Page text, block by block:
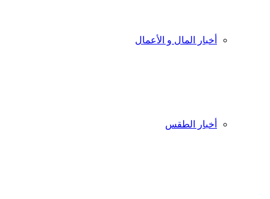
أخبار المال و الأعمال
أخبار الطقس